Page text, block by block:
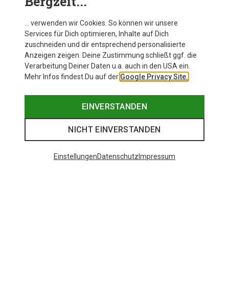
… verwenden wir Cookies. So können wir unsere
Services für Dich optimieren, Inhalte auf Dich
zuschneiden und dir entsprechend personalisierte
Anzeigen zeigen. Deine Zustimmung schließt ggf. die
Verarbeitung Deiner Daten u.a. auch in den USA ein.
Mehr Infos findest Du auf der Google Privacy Site.
EINVERSTANDEN
NICHT EINVERSTANDEN
EinstellungenDatenschutz Impressum